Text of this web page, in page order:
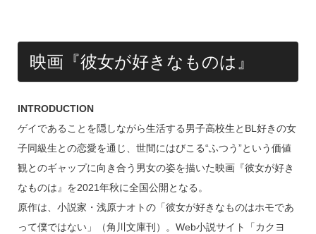
映画『彼女が好きなものは』
INTRODUCTION
ゲイであることを隠しながら生活する男子高校生とBL好きの女
子同級生との恋愛を通じ、世間にはびこる“ふつう”という価値
観とのギャップに向き合う男女の姿を描いた映画『彼女が好き
なものは』を2021年秋に全国公開となる。
原作は、小説家・浅原ナオトの「彼女が好きなものはホモであ
って僕ではない」（角川文庫刊）。Web小説サイト「カクヨ